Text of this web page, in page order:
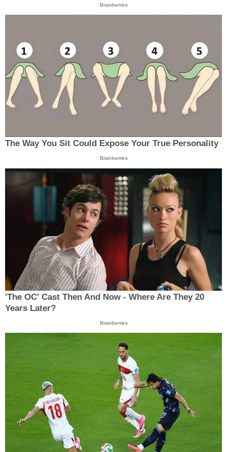
Brainberries
The Way You Sit Could Expose Your True Personality
Brainberries
'The OC' Cast Then And Now - Where Are They 20
Years Later?
Brainberries